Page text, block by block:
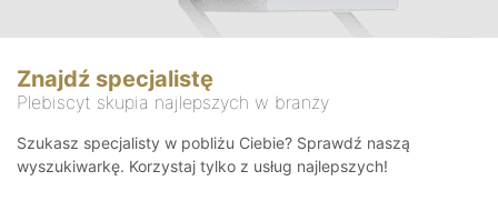
Znajdź specjalistę
Plebiscyt skupia najlepszych w branży
Szukasz specjalisty w pobliżu Ciebie? Sprawdź naszą
wyszukiwarkę. Korzystaj tylko z usług najlepszych!